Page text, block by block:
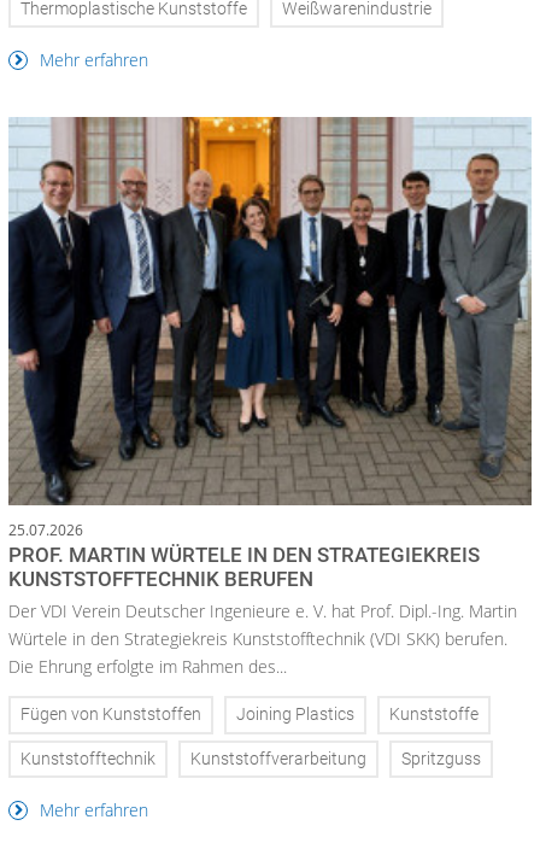
Thermoplastische Kunststoffe Weißwarenindustrie
Mehr erfahren
25.07.2026
PROF. MARTIN WÜRTELE IN DEN STRATEGIEKREIS
KUNSTSTOFFTECHNIK BERUFEN
Der VDI Verein Deutscher Ingenieure e. V. hat Prof. Dipl.-Ing. Martin
Würtele in den Strategiekreis Kunststofftechnik (VDI SKK) berufen.
Die Ehrung erfolgte im Rahmen des...
Fügen von Kunststoffen Joining Plastics Kunststoffe
Kunststofftechnik Kunststoffverarbeitung Spritzguss
Mehr erfahren